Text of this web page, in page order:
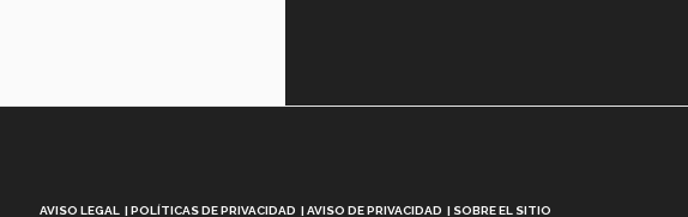
AVISO LEGAL POLÍTICAS DE PRIVACIDAD AVISO DE PRIVACIDAD SOBRE EL SITIO